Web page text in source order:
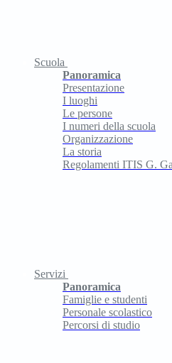
Scuola
Panoramica
Presentazione
I luoghi
Le persone
I numeri della scuola
Organizzazione
La storia
Regolamenti ITIS G.
Servizi
Panoramica
Famiglie e studenti
Personale scolastico
Percorsi di studio